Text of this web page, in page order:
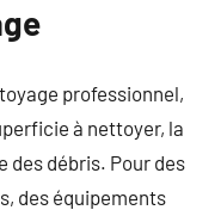
professionnel,
à nettoyer, la
des débris. Pour des
des équipements